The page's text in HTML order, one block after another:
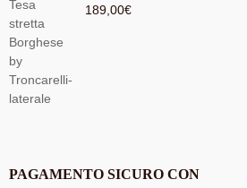
189,00€
PAGAMENTO SICURO CON